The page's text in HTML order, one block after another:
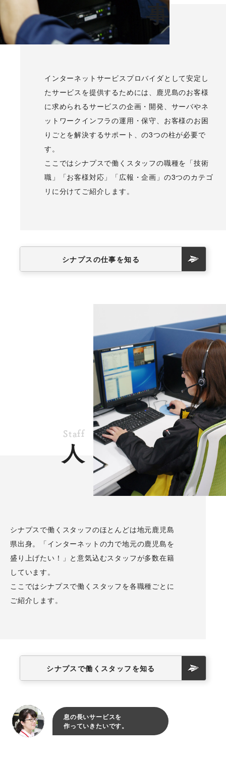
インターネットサービスプロバイダとして安定し
たサービスを提供するためには、鹿児島のお客様
に求められるサービスの企画・開発、サーバやネ
ットワークインフラの運用・保守、お客様のお困
りごとを解決するサポート、の3つの柱が必要で
す。
ここではシナプスで働くスタッフの職種を「技術
職」「お客様対応」「広報・企画」の3つのカテゴ
リに分けてご紹介します。
シナプスの仕事を知る
人
Staff
シナプスで働くスタッフのほとんどは地元鹿児島
県出身。「インターネットの力で地元の鹿児島を
盛り上げたい！」と意気込むスタッフが多数在籍
しています。
ここではシナプスで働くスタッフを各職種ごとに
ご紹介します。
シナプスで働くスタッフを知る
息の長いサービスを
作っていきたいです。
シナプストップへ
シナプスの経営理念
シナプスからの約束
シナプスの特長
サービス紹介
シナプス技術者ブログ
座談会
シナプスの仕事と
人
採用情報
会社概要
お知らせ